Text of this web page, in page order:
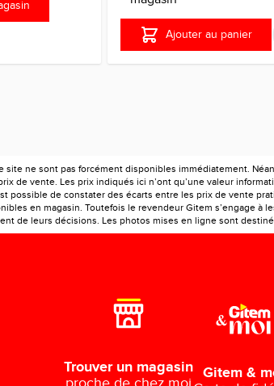
Ajouter au panier
site ne sont pas forcément disponibles immédiatement.
de vente. Les prix indiqués ici n’ont qu’une valeur
possible de constater des écarts entre les prix de vente
en magasin. Toutefois le revendeur Gitem s’engage
de leurs décisions. Les photos mises en ligne sont
Trouver un magasin Gitem &